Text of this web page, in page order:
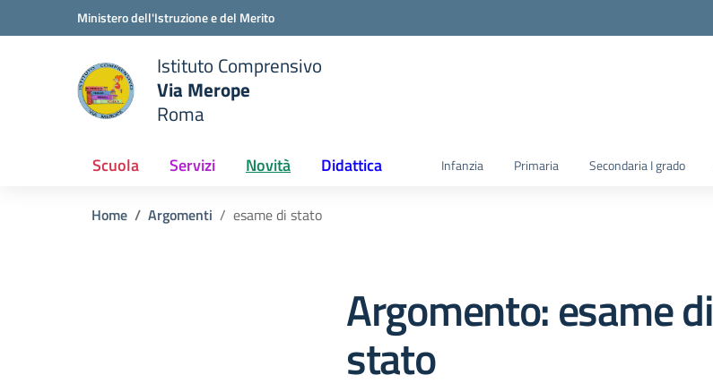
Vai ai contenuti
Vai al menu di navigazioneMinistero dell'Istruzione e del Merito
scuola
Istituto Comprensivo
Via Merope
Roma
Scuola Servizi Novità Didattica Infanzia Primaria Secondaria I grado
Home Argomenti esame di stato
Argomento: esame di
stato